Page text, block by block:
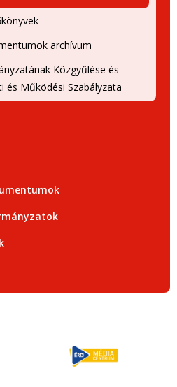
archívum
Közgyűlése és
és Működési Szabályzata